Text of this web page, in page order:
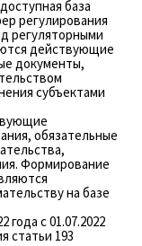
база
регулирования
регуляторными
действующие
документы,
субъектами
обязательные
Формирование
на базе
года с 01.07.2022
статьи 193